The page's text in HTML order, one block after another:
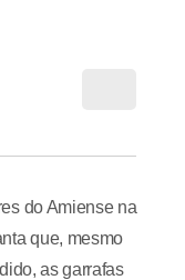
do Amiense na
que, mesmo
as garrafas